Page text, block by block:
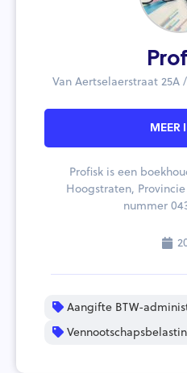
Van Aertselaerstraat 25A
MEER
Profisk is een
Hoogstraten,
nummer
Aangifte BTW-